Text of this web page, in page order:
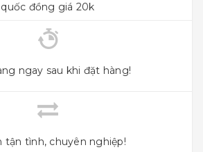
quốc đồng giá 20k
ngay sau khi đặt hàng!
tận tình, chuyên nghiệp!